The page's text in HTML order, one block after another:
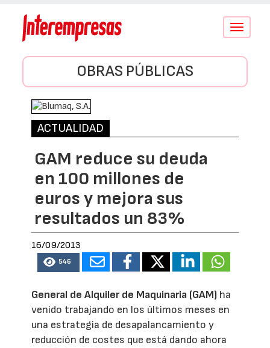
Conmutar
OBRAS PÚBLICAS
ACTUALIDAD
GAM reduce su deuda
en 100 millones de
euros y mejora sus
resultados un 83%
16/09/2013
546
General de Alquiler de Maquinaria (GAM) ha
venido trabajando en los últimos meses en
una estrategia de desapalancamiento y
reducción de costes que está dando ahora